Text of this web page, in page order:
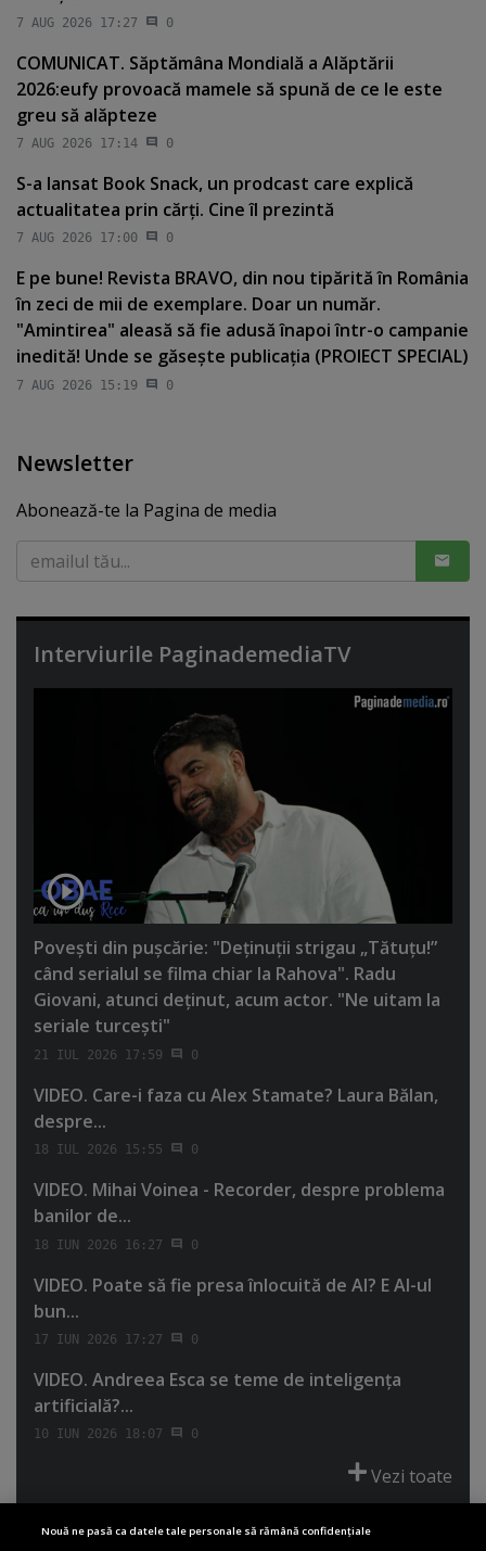
7 AUG 2026 17:27 0
COMUNICAT. Săptămâna Mondială a Alăptării
2026:eufy provoacă mamele să spună de ce le este
greu să alăpteze
7 AUG 2026 17:14 0
S-a lansat Book Snack, un prodcast care explică
actualitatea prin cărţi. Cine îl prezintă
7 AUG 2026 17:00 0
E pe bune! Revista BRAVO, din nou tipărită în România
în zeci de mii de exemplare. Doar un număr.
"Amintirea" aleasă să fie adusă înapoi într-o campanie
inedită! Unde se găseşte publicaţia (PROIECT SPECIAL)
7 AUG 2026 15:19 0
Newsletter
Abonează-te la Pagina de media
Interviurile PaginademediaTV
Poveşti din puşcărie: "Deţinuţii strigau „Tătuţu!”
când serialul se filma chiar la Rahova". Radu
Giovani, atunci deţinut, acum actor. "Ne uitam la
seriale turceşti"
21 IUL 2026 17:59 0
VIDEO. Care-i faza cu Alex Stamate? Laura Bălan,
despre...
18 IUL 2026 15:55 0
VIDEO. Mihai Voinea - Recorder, despre problema
banilor de...
18 IUN 2026 16:27 0
VIDEO. Poate să fie presa înlocuită de AI? E AI-ul
bun...
17 IUN 2026 17:27 0
VIDEO. Andreea Esca se teme de inteligenţa
artificială?...
10 IUN 2026 18:07 0
Vezi toate
Nouă ne pasă ca datele tale personale să rămână confidențiale